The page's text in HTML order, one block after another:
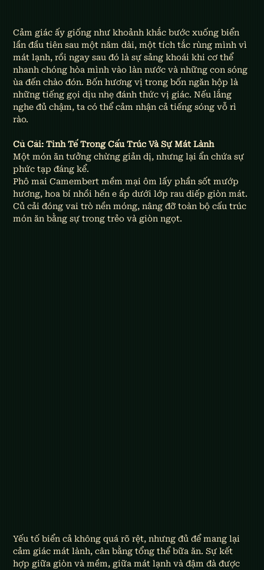
Cảm giác ấy giống như khoảnh khắc bước xuống biển
lần đầu tiên sau một năm dài, một tích tắc rùng mình vì
mát lạnh, rồi ngay sau đó là sự sảng khoái khi cơ thể
nhanh chóng hòa mình vào làn nước và những con sóng
ùa đến chào đón. Bốn hương vị trong bốn ngăn hộp là
những tiếng gọi dịu nhẹ đánh thức vị giác. Nếu lắng
nghe đủ chậm, ta có thể cảm nhận cả tiếng sóng vỗ rì
rào.
Củ Cải: Tinh Tế Trong Cấu Trúc Và Sự Mát Lành
Một món ăn tưởng chừng giản dị, nhưng lại ẩn chứa sự
phức tạp đáng kể.
Phô mai Camembert mềm mại ôm lấy phần sốt mướp
hương, hoa bí nhồi hến e ấp dưới lớp rau diếp giòn mát.
Củ cải đóng vai trò nền móng, nâng đỡ toàn bộ cấu trúc
món ăn bằng sự trong trẻo và giòn ngọt.
Yếu tố biển cả không quá rõ rệt, nhưng đủ để mang lại
cảm giác mát lành, cân bằng tổng thể bữa ăn. Sự kết
hợp giữa giòn và mềm, giữa mát lạnh và đậm đà được